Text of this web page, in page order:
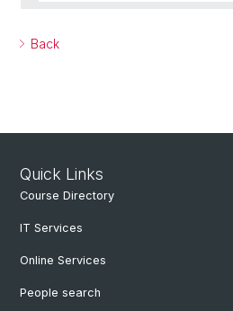
Back
Quick Links
Course Directory
IT Services
Online Services
People search